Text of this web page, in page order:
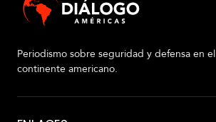
Periodismo sobre seguridad y defensa en el
continente americano.